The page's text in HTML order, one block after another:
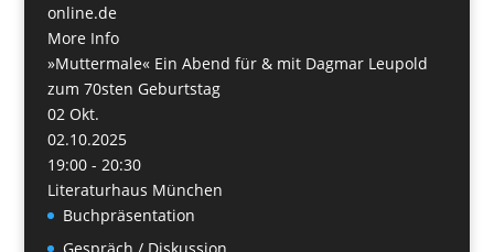
online.de
More Info
»Muttermale« Ein Abend für & mit Dagmar Leupold
zum 70sten Geburtstag
02 Okt.
02.10.2025
19:00 - 20:30
Literaturhaus München
Buchpräsentation